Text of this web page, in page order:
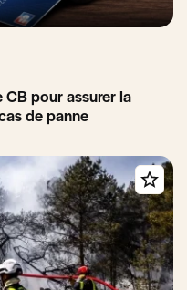
pour assurer la
de panne